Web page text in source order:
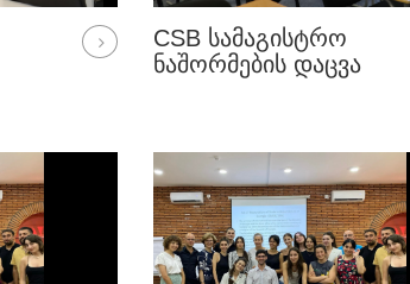
CSB ᲡᲐᲛᲐᲒᲘᲡᲢᲠᲝ
ᲜᲐᲨᲝᲠᲛᲔᲑᲘᲡ ᲓᲐᲪᲕᲐ